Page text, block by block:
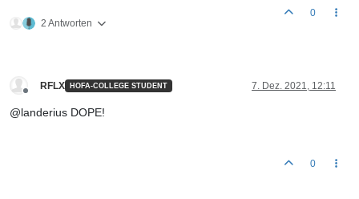
2 Antworten
0
RFLX HOFA-COLLEGE STUDENT 7. Dez. 2021, 12:11
@landerius DOPE!
0